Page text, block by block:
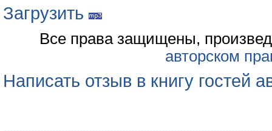
Загрузить
Все права защищены,
авторском
Написать отзыв в книгу гостей